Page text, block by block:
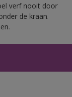
verf nooit door
de kraan.